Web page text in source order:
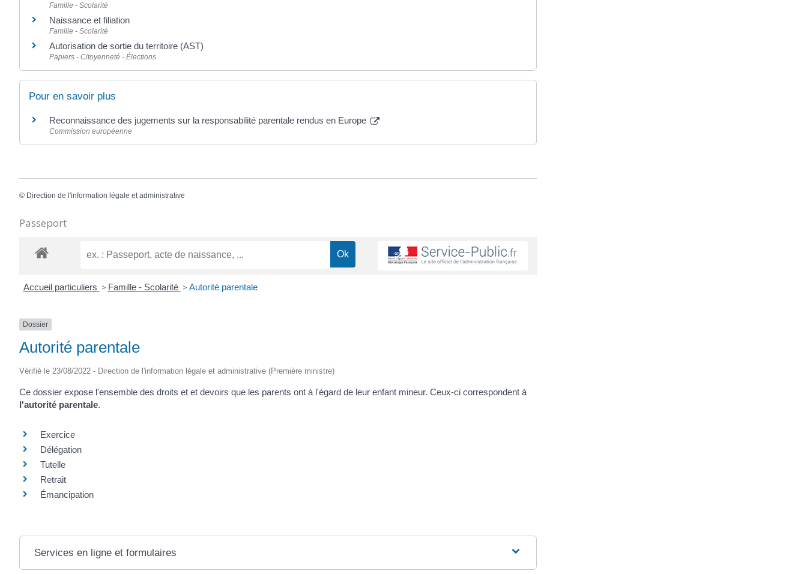
Famille - Scolarité
Naissance et filiation
Famille - Scolarité
Autorisation de sortie du territoire (AST)
Papiers - Citoyenneté - Élections
Pour en savoir plus
Reconnaissance des jugements sur la responsabilité parentale rendus en Europe
Commission européenne
© Direction de l'information légale et administrative
Passeport
Accueil particuliers > Famille - Scolarité > Autorité parentale
Dossier
Autorité parentale
Vérifié le 23/08/2022 - Direction de l'information légale et administrative (Première ministre)
Ce dossier expose l'ensemble des droits et et devoirs que les parents ont à l'égard de leur enfant mineur. Ceux-ci correspondent à
l'autorité parentale.
Exercice
Délégation
Tutelle
Retrait
Émancipation
Services en ligne et formulaires